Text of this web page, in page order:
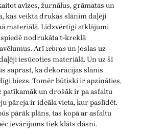
avīzes, žurnālus, grāmatas un
kas veikta drukas slānim daļēji
materiālā. Līdzvērtīgi atklājumi
nodrukāta t-kreklā
Arīzebrasun joslas uz
iesūcoties materiālā. Un uz šī
saprast, ka dekorācijas slānis
biezs. Tomēr būtiski ir apzināties,
patīkamāk un drošāk ir pa asfaltu
pāreja ir ideāla vieta, kur paslīdēt.
pārāk plāns, tas kopā ar asfaltu
ievārījums tiek klāts dāsni.